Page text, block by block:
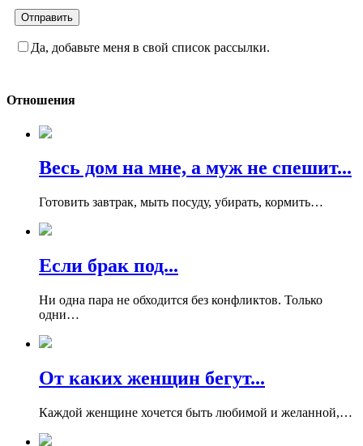
Да, добавьте меня в свой список рассылки.
Отношения
Весь дом на мне, а муж не спешит...
Готовить завтрак, мыть посуду, убирать, кормить…
Если брак под...
Ни одна пара не обходится без конфликтов. Только
одни…
От каких женщин бегут...
Каждой женщине хочется быть любимой и желанной,…